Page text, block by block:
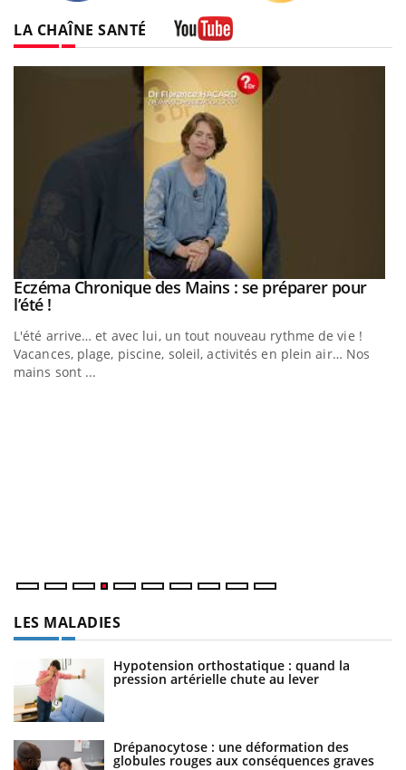
LA CHAÎNE SANTÉ
Youtube
Eczéma Chronique des Mains : se préparer pour
l’été !Youtube
L'été arrive… et avec lui, un tout nouveau rythme de vie !
Vacances, plage, piscine, soleil, activités en plein air… Nos
mains sont ...
LES MALADIES
Hypotension orthostatique : quand la
pression artérielle chute au lever
Drépanocytose : une déformation des
globules rouges aux conséquences graves